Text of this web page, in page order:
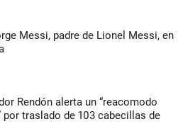
Messi, padre de Lionel Messi, en
Rendón alerta un “reacomodo
por traslado de 103 cabecillas de